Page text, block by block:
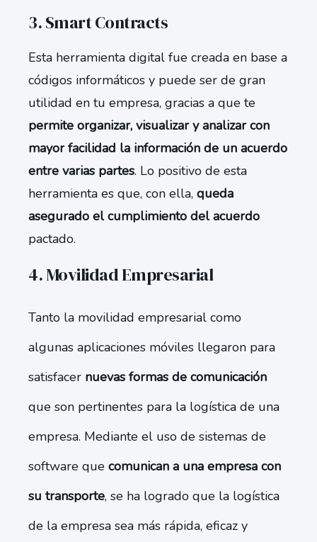
3. Smart Contracts
Esta herramienta digital fue creada en base a
códigos informáticos y puede ser de gran
utilidad en tu empresa, gracias a que te
permite organizar, visualizar y analizar con
mayor facilidad la información de un acuerdo
entre varias partes. Lo positivo de esta
herramienta es que, con ella, queda
asegurado el cumplimiento del acuerdo
pactado.
4.Movilidad Empresarial
Tanto la movilidad empresarial como
algunas aplicaciones móviles llegaron para
satisfacer nuevas formas de comunicación
que son pertinentes para la logística de una
empresa. Mediante el uso de sistemas de
software que comunican a una empresa con
su transporte, se ha logrado que la logística
de la empresa sea más rápida, eficaz y